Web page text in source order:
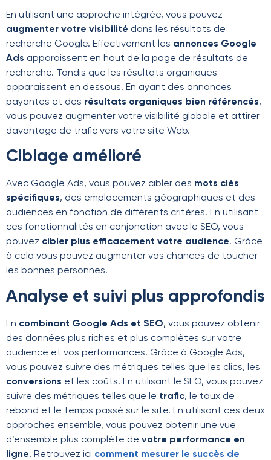
En utilisant une approche intégrée, vous pouvez
augmenter votre visibilité dans les résultats de
recherche Google. Effectivement les annonces Google
Ads apparaissent en haut de la page de résultats de
recherche. Tandis que les résultats organiques
apparaissent en dessous. En ayant des annonces
payantes et des résultats organiques bien référencés,
vous pouvez augmenter votre visibilité globale et attirer
davantage de trafic vers votre site Web.
Ciblage amélioré
Avec Google Ads, vous pouvez cibler des mots clés
spécifiques, des emplacements géographiques et des
audiences en fonction de différents critères. En utilisant
ces fonctionnalités en conjonction avec le SEO, vous
pouvez cibler plus efficacement votre audience. Grâce
à cela vous pouvez augmenter vos chances de toucher
les bonnes personnes.
Analyse et suivi plus approfondis
En combinant Google Ads et SEO, vous pouvez obtenir
des données plus riches et plus complètes sur votre
audience et vos performances. Grâce à Google Ads,
vous pouvez suivre des métriques telles que les clics, les
conversions et les coûts. En utilisant le SEO, vous pouvez
suivre des métriques telles que le trafic, le taux de
rebond et le temps passé sur le site. En utilisant ces deux
approches ensemble, vous pouvez obtenir une vue
d’ensemble plus complète de votre performance en
ligne. Retrouvez ici comment mesurer le succès de